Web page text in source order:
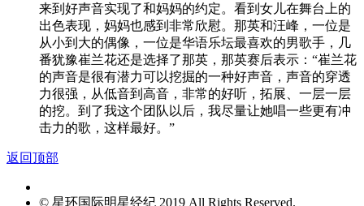
来到好声音实现了和妈妈的约定。看到女儿在舞台上的
出色表现，妈妈也感到非常欣慰。那英和汪峰，一位是
从小到大的偶像，一位是华语乐坛最喜欢的男歌手，几
番犹豫崔兰花还是选择了那英，那英赛后表示：“崔兰花
的声音是很有潜力可以挖掘的一种好声音，声音的穿透
力很强，从低音到高音，非常的好听，拓展、一层一层
的挖。到了我这个团队以后，我尽量让她唱一些更有冲
击力的歌，这样最好。”
返回顶部
© 星环国际明星经纪 2019 All Rights Reserved.